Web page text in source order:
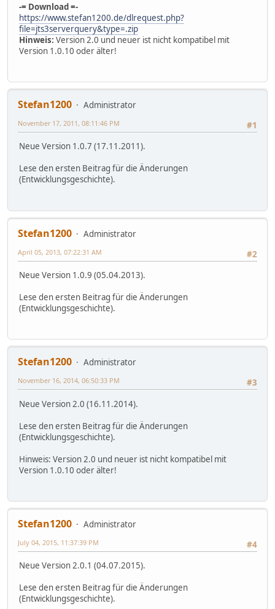
-= Download =-
https://www.stefan1200.de/dlrequest.php?
file=jts3serverquery&type=.zip
Hinweis: Version 2.0 und neuer ist nicht kompatibel mit
Version 1.0.10 oder älter!
Stefan1200
Administrator
#1
November 17, 2011, 08:11:46 PM
Neue Version 1.0.7 (17.11.2011).
Lese den ersten Beitrag für die Änderungen
(Entwicklungsgeschichte).
Stefan1200
Administrator
#2
April 05, 2013, 07:22:31 AM
Neue Version 1.0.9 (05.04.2013).
Lese den ersten Beitrag für die Änderungen
(Entwicklungsgeschichte).
Stefan1200
Administrator
#3
November 16, 2014, 06:50:33 PM
Neue Version 2.0 (16.11.2014).
Lese den ersten Beitrag für die Änderungen
(Entwicklungsgeschichte).
Hinweis: Version 2.0 und neuer ist nicht kompatibel mit
Version 1.0.10 oder älter!
Stefan1200
Administrator
#4
July 04, 2015, 11:37:39 PM
Neue Version 2.0.1 (04.07.2015).
Lese den ersten Beitrag für die Änderungen
(Entwicklungsgeschichte).